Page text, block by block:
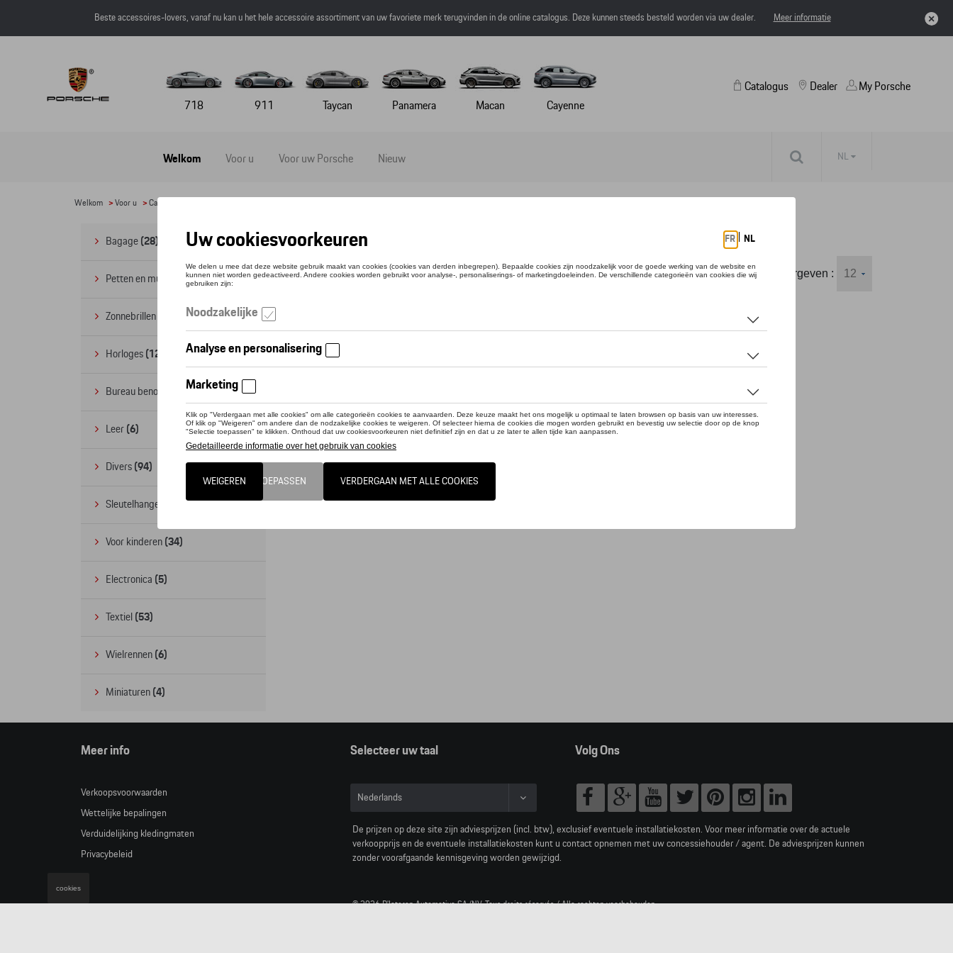
Beste accessoires-lovers, vanaf nu kan u het hele accessoire assortiment van uw favoriete merk terugvinden in de online catalogus. Deze kunnen steeds besteld worden via uw dealer. Meer informatie
718 911 Taycan Panamera Macan Cayenne
Catalogus
Welkom Voor u Voor uw Porsche Nieuw
Dealer My Porsche
NL
Welkom >Voor u >Casual Collectie
Bagage (28)
Petten en mutsen (20)
Zonnebrillen
Horloges (12)
Bureau benodigdheden (19)
Leer (6)
Divers (94)
Sleutelhangers en lanyards
Voor kinderen (34)
Electronica (5)
Textiel (53)
Wielrennen (6)
Miniaturen (4)
Sleutelhangers
Weergeven :
Meer info
Verkoopsvoorwaarden
Wettelijke bepalingen
Verduidelijking kledingmaten
Privacybeleid
Selecteer uw taal
Nederlands
Volg Ons
De prijzen op deze site zijn adviesprijzen (incl. btw), exclusief eventuele installatiekosten. Voor meer informatie over de actuele
verkoopprijs en de eventuele installatiekosten kunt u contact opnemen met uw concessiehouder / agent. De adviesprijzen kunnen
zonder voorafgaande kennisgeving worden gewijzigd.
© 2026 D'Ieteren Automotive SA/NV. Tous droits réservés / Alle rechten voorbehouden.
cookies